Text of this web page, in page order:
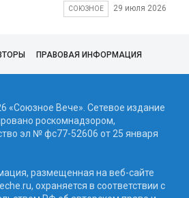
СОЮЗНОЕ 29 июля 2026
ПРАВОВАЯ ИНФОРМАЦИЯ
«Союзное Вече». Сетевое издание
роскомнадзором,
эл № фc77-52606 от 25 января
размещенная на веб-сайте
охраняется в соответствии с